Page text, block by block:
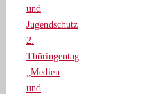
und
Jugendschutz
2.
Thüringentag
„Medien
und